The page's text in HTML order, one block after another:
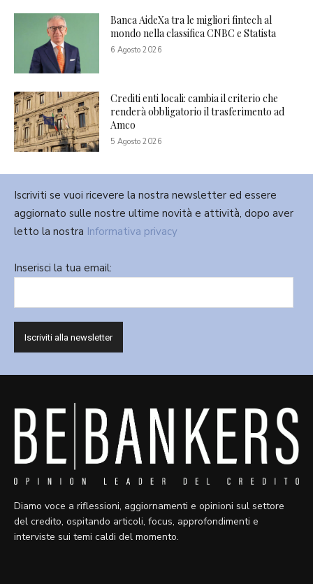
Banca AideXa tra le migliori fintech al
mondo nella classifica CNBC e Statista
6 Agosto 2026
Crediti enti locali: cambia il criterio che
renderà obbligatorio il trasferimento ad
Amco
5 Agosto 2026
Iscriviti se vuoi ricevere la nostra newsletter ed essere
aggiornato sulle nostre ultime novità e attività, dopo aver
letto la nostra Informativa privacy
Inserisci la tua email:
Diamo voce a riflessioni, aggiornamenti e opinioni sul settore
del credito, ospitando articoli, focus, approfondimenti e
interviste sui temi caldi del momento.